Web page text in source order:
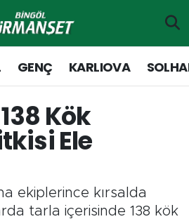
GENÇ KARLIOVA
Kök
Ele
ekiplerince kırsalda
tarla içerisinde 138 kök
Haritası
ve Fikstür